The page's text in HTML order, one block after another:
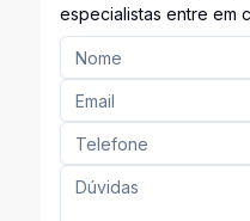
especialistas entre em